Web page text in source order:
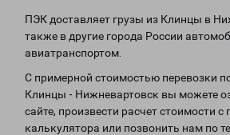
ПЭК доставляет грузы из Клинцы в
также в другие города России
авиатранспортом.
С примерной стоимостью перевозки
Клинцы - Нижневартовск вы можете
сайте, произвести расчет стоимости
калькулятора или позвонить нам по